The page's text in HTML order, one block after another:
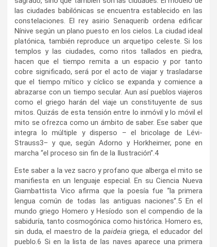
las ciudades babilónicas se encuentra establecido en las
constelaciones. El rey asirio Senaquerib ordena edificar
Nínive según un plano puesto en los cielos. La ciudad ideal
platónica, también reproduce un arquetipo celeste. Si los
templos y las ciudades, como ritos tallados en piedra,
hacen que el tiempo remita a un espacio y por tanto
cobre significado, será por el acto de viajar y trasladarse
que el tiempo mítico y cíclico se expanda y comience a
abrazarse con un tiempo secular. Aun así pueblos viajeros
como el griego harán del viaje un constituyente de sus
mitos. Quizás de esta tensión entre lo inmóvil y lo móvil el
mito se ofrezca como un ámbito de saber. Ese saber que
integra lo múltiple y disperso – el bricolage de Lévi-
Strauss3– y que, según Adorno y Horkheimer, pone en
marcha “el proceso sin fin de la Ilustración”.4
Este saber a la vez sacro y profano que alberga el mito se
manifiesta en un lenguaje especial. En su Ciencia Nueva
Giambattista Vico afirma que la poesía fue “la primera
lengua común de todas las antiguas naciones”.5En el
mundo griego Homero y Hesíodo son el compendio de la
sabiduría, tanto cosmogónica como histórica. Homero es,
sin duda, el maestro de la paideia griega, el educador del
pueblo.6 Si en la lista de las naves aparece una primera